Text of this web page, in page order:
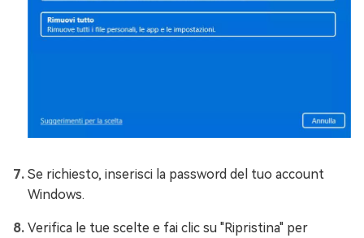
Se richiesto, inserisci la password del tuo account
Windows.
Verifica le tue scelte e fai clic su "Ripristina" per